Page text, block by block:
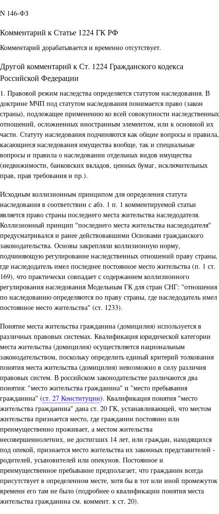
N 146-ФЗ
Комментарий к Статье 1224 ГК РФ
Комментарий дорабатывается и временно отсутствует.
Другой комментарий к Ст. 1224 Гражданского кодекса
Российской Федерации
1. Правовой режим наследства определяется статутом наследования. В
доктрине МЧП под статутом наследования понимается право (закон
страны), подлежащее применению ко всей совокупности наследственных
отношений, осложненных иностранным элементом, или к основной их
части. Статуту наследования подчиняются как общие вопросы и правила,
касающиеся наследования имущества вообще, так и специальные
вопросы и правила о наследовании отдельных видов имущества
(недвижимости, банковских вкладов, ценных бумаг, исключительных
прав, прав требования и пр.).
Исходным коллизионным принципом для определения статута
наследования в соответствии с абз. 1 п. 1 комментируемой статьи
является право страны последнего места жительства наследодателя.
Коллизионный принцип "последнего места жительства наследодателя"
предусматривался и ранее действовавшими Основами гражданского
законодательства. Основы закрепляли коллизионную норму,
подчиняющую регулирование наследственных отношений праву страны,
где наследодатель имел последнее постоянное место жительства (п. 1 ст.
169), что практически совпадает с содержанием коллизионного
регулирования наследования Модельным ГК для стран СНГ: "отношения
по наследованию определяются по праву страны, где наследодатель имел
постоянное место жительства" (ст. 1233).
Понятие места жительства гражданина (домицилия) используется в
различных правовых системах. Квалификация юридической категории
места жительства (домицилия) осуществляется национальным
законодательством, поскольку определить единый критерий толкования
понятия места жительства (домицилия) невозможно в силу различия
правовых систем. В российском законодательстве различаются два
понятия: "место жительства гражданина" и "место пребывания
гражданина" (ст. 27 Конституции). Квалификация понятия "место
жительства гражданина" дана ст. 20 ГК, устанавливающей, что местом
жительства признается место, где гражданин постоянно или
преимущественно проживает, а местом жительства
несовершеннолетних, не достигших 14 лет, или граждан, находящихся
под опекой, признается место жительства их законных представителей -
родителей, усыновителей или опекунов. Постоянное и
преимущественное пребывание предполагает, что гражданин всегда
присутствует в определенном месте, хотя бы в тот или иной промежуток
времени его там не было (подробнее о квалификации понятия места
жительства гражданина см. коммент. к ст. 20).